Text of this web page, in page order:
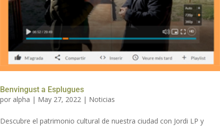
Benvingust a Esplugues
por alpha | May 27, 2022 | Noticias
Descubre el patrimonio cultural de nuestra ciudad con Jordi LP y